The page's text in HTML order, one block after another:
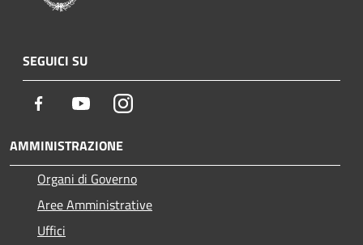
SEGUICI SU
Facebook YoutubeInstagram
AMMINISTRAZIONE
Organi di Governo
Aree Amministrative
Uffici